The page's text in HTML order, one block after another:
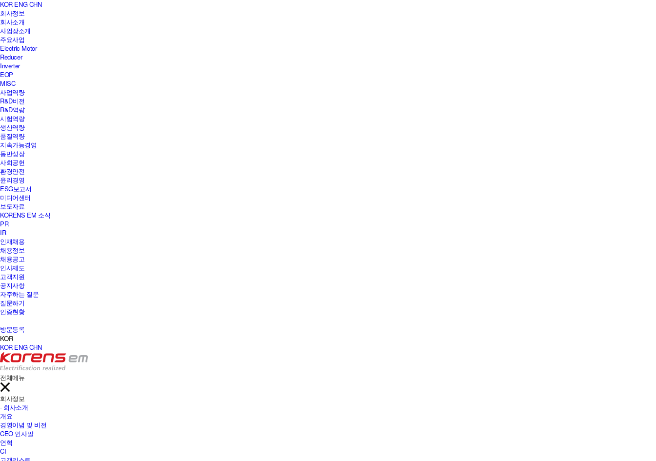
KOR ENGCHN
회사정보
회사소개
사업장소개
주요사업
Electric Motor
Reducer
Inverter
EOP
MISC
사업역량
R&D비전
R&D역량
시험역량
생산역량
품질역량
지속가능경영
동반성장
사회공헌
환경안전
윤리경영
ESG보고서
미디어센터
보도자료
KORENS EM 소식
PR
IR
인재채용
채용정보
채용공고
인사제도
고객지원
공지사항
자주하는 질문
질문하기
인증현황
방문등록
KOR
KOR ENGCHN
전체메뉴
회사정보
- 회사소개
개요
경영이념 및 비전
CEO 인사말
연혁
CI